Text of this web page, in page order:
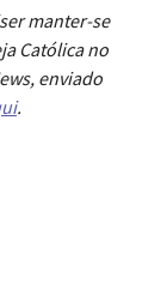
manter-se
Católica no
enviado
.